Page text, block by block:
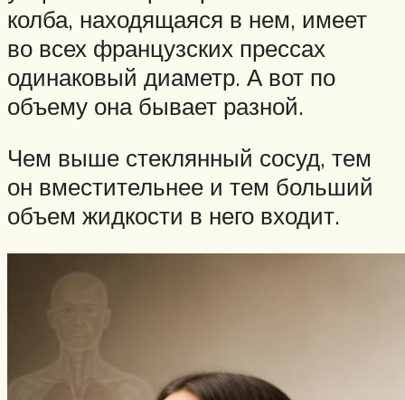
колба, находящаяся в нем, имеет
во всех французских прессах
одинаковый диаметр. А вот по
объему она бывает разной.
Чем выше стеклянный сосуд, тем
он вместительнее и тем больший
объем жидкости в него входит.